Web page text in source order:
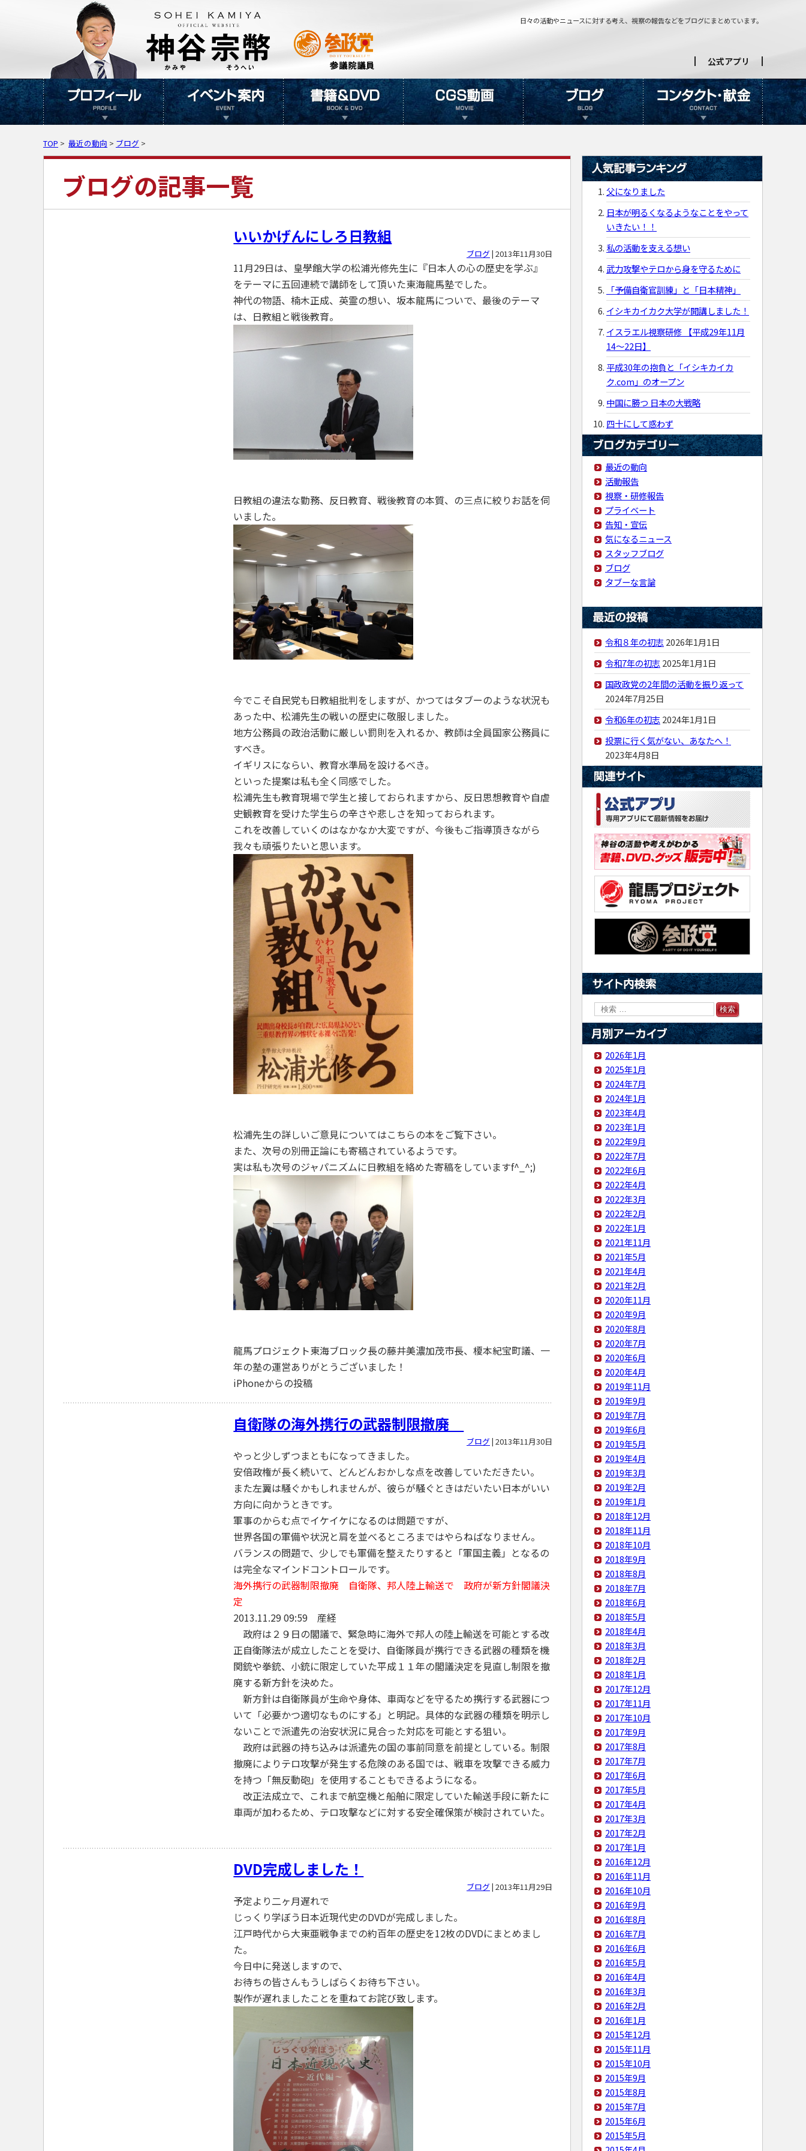
日々の活動やニュースに対する考え、視察の報告などをブログにまとめています。
公式アプリ
TOP > 最近の動向 > ブログ >
ブログの記事一覧
いいかげんにしろ日教組
ブログ | 2013年11月30日
11月29日は、皇學館大学の松浦光修先生に『日本人の心の歴史を学ぶ』
をテーマに五回連続で講師をして頂いた東海龍馬塾でした。
神代の物語、楠木正成、英霊の想い、坂本龍馬についで、最後のテーマ
は、日教組と戦後教育。
日教組の違法な勤務、反日教育、戦後教育の本質、の三点に絞りお話を伺
いました。
今でこそ自民党も日教組批判をしますが、かつてはタブーのような状況も
あった中、松浦先生の戦いの歴史に敬服しました。
地方公務員の政治活動に厳しい罰則を入れるか、教師は全員国家公務員に
すべき。
イギリスにならい、教育水準局を設けるべき。
といった提案は私も全く同感でした。
松浦先生も教育現場で学生と接しておられますから、反日思想教育や自虐
史観教育を受けた学生らの辛さや悲しさを知っておられます。
これを改善していくのはなかなか大変ですが、今後もご指導頂きながら
我々も頑張りたいと思います。
松浦先生の詳しいご意見についてはこちらの本をご覧下さい。
また、次号の別冊正論にも寄稿されているようです。
実は私も次号のジャパニズムに日教組を絡めた寄稿をしていますf^_^;)
龍馬プロジェクト東海ブロック長の藤井美濃加茂市長、榎本紀宝町議、一
年の塾の運営ありがとうございました！
iPhoneからの投稿
自衛隊の海外携行の武器制限撤廃
ブログ | 2013年11月30日
やっと少しずつまともになってきました。
安倍政権が長く続いて、どんどんおかしな点を改善していただきたい。
また左翼は騒ぐかもしれませんが、彼らが騒ぐときはだいたい日本がいい
方向に向かうときです。
軍事のからむ点でイケイケになるのは問題ですが、
世界各国の軍備や状況と肩を並べるところまではやらねばなりません。
バランスの問題で、少しでも軍備を整えたりすると「軍国主義」となるの
は完全なマインドコントロールです。
海外携行の武器制限撤廃 自衛隊、邦人陸上輸送で 政府が新方針閣議決
定
2013.11.29 09:59 産経
政府は２９日の閣議で、緊急時に海外で邦人の陸上輸送を可能とする改
正自衛隊法が成立したことを受け、自衛隊員が携行できる武器の種類を機
関銃や拳銃、小銃に限定していた平成１１年の閣議決定を見直し制限を撤
廃する新方針を決めた。
新方針は自衛隊員が生命や身体、車両などを守るため携行する武器につ
いて「必要かつ適切なものにする」と明記。具体的な武器の種類を明示し
ないことで派遣先の治安状況に見合った対応を可能とする狙い。
政府は武器の持ち込みは派遣先の国の事前同意を前提としている。制限
撤廃によりテロ攻撃が発生する危険のある国では、戦車を攻撃できる威力
を持つ「無反動砲」を使用することもできるようになる。
改正法成立で、これまで航空機と船舶に限定していた輸送手段に新たに
車両が加わるため、テロ攻撃などに対する安全確保策が検討されていた。
DVD完成しました！
ブログ | 2013年11月29日
予定より二ヶ月遅れで
じっくり学ぼう日本近現代史のDVDが完成しました。
江戸時代から大東亜戦争までの約百年の歴史を12枚のDVDにまとめまし
た。
今日中に発送しますので、
お待ちの皆さんもうしばらくお待ち下さい。
製作が遅れましたことを重ねてお詫び致します。
父になりました
日本が明るくなるようなことをやって
いきたい！！
私の活動を支える想い
武力攻撃やテロから身を守るために
「予備自衛官訓練」と「日本精神」
イシキカイカク大学が開講しました！
イスラエル視察研修 【平成29年11月
14〜22日】
平成30年の抱負と「イシキカイカ
ク.com」のオープン
中国に勝つ 日本の大戦略
四十にして惑わず
最近の動向
活動報告
視察・研修報告
プライベート
告知・宣伝
気になるニュース
スタッフブログ
ブログ
タブーな言論
令和８年の初志 2026年1月1日
令和7年の初志 2025年1月1日
国政政党の2年間の活動を振り返って
2024年7月25日
令和6年の初志 2024年1月1日
投票に行く気がない、あなたへ！
2023年4月8日
2026年1月
2025年1月
2024年7月
2024年1月
2023年4月
2023年1月
2022年9月
2022年7月
2022年6月
2022年4月
2022年3月
2022年2月
2022年1月
2021年11月
2021年5月
2021年4月
2021年2月
2020年11月
2020年9月
2020年8月
2020年7月
2020年6月
2020年4月
2019年11月
2019年9月
2019年7月
2019年6月
2019年5月
2019年4月
2019年3月
2019年2月
2019年1月
2018年12月
2018年11月
2018年10月
2018年9月
2018年8月
2018年7月
2018年6月
2018年5月
2018年4月
2018年3月
2018年2月
2018年1月
2017年12月
2017年11月
2017年10月
2017年9月
2017年8月
2017年7月
2017年6月
2017年5月
2017年4月
2017年3月
2017年2月
2017年1月
2016年12月
2016年11月
2016年10月
2016年9月
2016年8月
2016年7月
2016年6月
2016年5月
2016年4月
2016年3月
2016年2月
2016年1月
2015年12月
2015年11月
2015年10月
2015年9月
2015年8月
2015年7月
2015年6月
2015年5月